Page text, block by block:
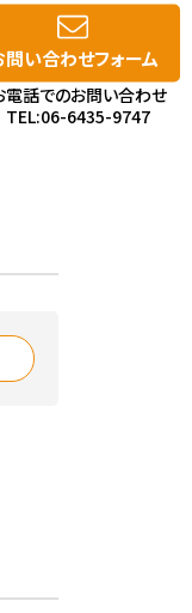
問い合わせフォーム
電話でのお問い合わせ
TEL:06-6435-9747